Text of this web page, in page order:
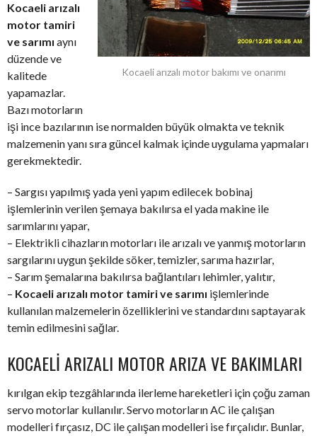
Kocaeli arızalı motor bakımı ve onarımı
Kocaeli arızalı
motor tamiri
ve sarımı aynı
düzende ve
kalitede
yapamazlar.
Bazı motorların
işi ince bazılarının ise normalden büyük olmakta ve teknik
malzemenin yanı sıra güncel kalmak içinde uygulama yapmaları
gerekmektedir.
– Sargısı yapılmış yada yeni yapım edilecek bobinaj
işlemlerinin verilen şemaya bakılırsa el yada makine ile
sarımlarını yapar,
– Elektrikli cihazların motorları ile arızalı ve yanmış motorların
sargılarını uygun şekilde söker, temizler, sarıma hazırlar,
– Sarım şemalarına bakılırsa bağlantıları lehimler, yalıtır,
– Kocaeli arızalı motor tamiri ve sarımı işlemlerinde
kullanılan malzemelerin özelliklerini ve standardını saptayarak
temin edilmesini sağlar.
KOCAELI ARIZALI MOTOR ARIZA VE BAKIMLARI
kırılgan ekip tezgâhlarında ilerleme hareketleri için çoğu zaman
servo motorlar kullanılır. Servo motorların AC ile çalışan
modelleri fırçasız, DC ile çalışan modelleri ise fırçalıdır. Bunlar,